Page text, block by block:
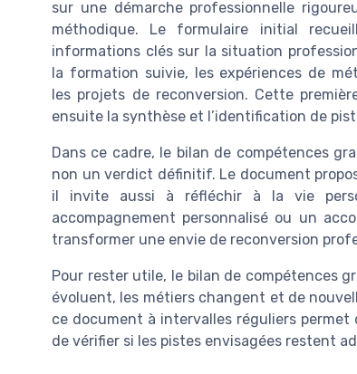
sur une démarche professionnelle
méthodique. Le formulaire initial
informations clés sur la situation
la formation suivie, les expériences de
les projets de reconversion. Cette
ensuite la synthèse et l’identification de
Dans ce cadre, le bilan de compétences
non un verdict définitif. Le document
il invite aussi à réfléchir à la vie
accompagnement personnalisé ou un
transformer une envie de reconversion
Pour rester utile, le bilan de compétences
évoluent, les métiers changent et de
ce document à intervalles réguliers
de vérifier si les pistes envisagées restent